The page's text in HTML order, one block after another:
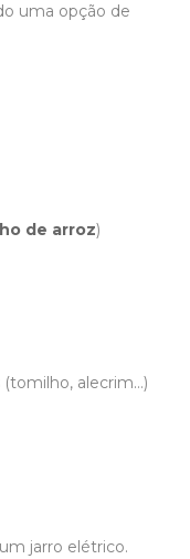
uma opção de
de arroz)
(tomilho, alecrim…)
jarro elétrico.